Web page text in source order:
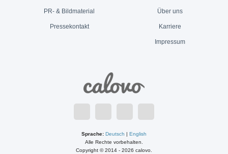
PR- & Bildmaterial
Pressekontakt
Über uns
Karriere
Impressum
Sprache: Deutsch | English
Alle Rechte vorbehalten.
Copyright © 2014 - 2026 calovo.